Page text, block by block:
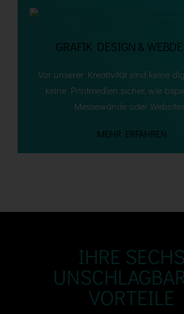
GRAFIK DESIGN &
Vor unserer Kreativität sind keine
keine Printmedien sicher, wie
Messewände oder
MEHR ERFAHREN
IHRE SECHS
VORTEILE